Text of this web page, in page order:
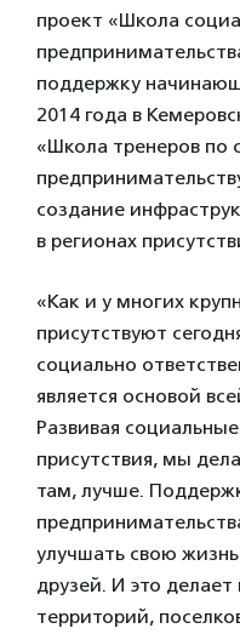
проект «Школа
поддержку
2014 года в
«Школа тренеров по
создание
в регионах
«Как и у многих
присутствуют
социально
является основой
Развивая
присутствия, мы
там, лучше.
улучшать свою
друзей. И это делает
территорий,